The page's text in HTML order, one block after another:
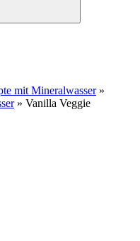
mit Mineralwasser»
» Vanilla Veggie